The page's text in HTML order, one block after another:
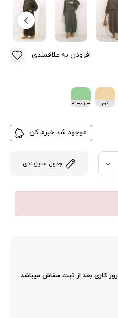
کرم
سبز پسته
موجود شد خبرم کن
جدول سایزبندی
افزودن به علاقمندی
تایم ارسال این محصول 3 تا 5 روز کاری بعد از ثبت سفاش میباشد